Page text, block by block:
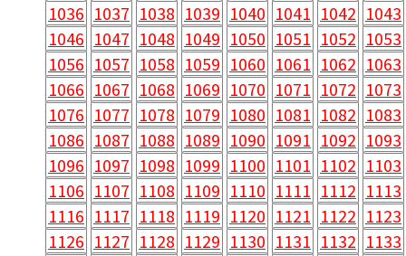
1036 1037 1038 1039 1040 1041 1042 1043
1046 1047 1048 1049 1050 1051 1052 1053
1056 1057 1058 1059 1060 1061 1062 1063
1066 1067 1068 1069 1070 1071 1072 1073
1076 1077 1078 1079 1080 1081 1082 1083
1086 1087 1088 1089 1090 1091 1092 1093
1096 1097 1098 1099 1100 1101 1102 1103
1106 1107 1108 1109 1110 1111 1112 1113
1116 1117 1118 1119 1120 1121 1122 1123
1126 1127 1128 1129 1130 1131 1132 1133